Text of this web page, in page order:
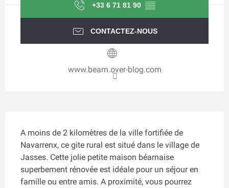
+33 6 71 81 90 ▒▒
CONTACTEZ-NOUS
www.bearn.over-blog.com
A moins de 2 kilomètres de la ville fortifiée de
Navarrenx, ce gite rural est situé dans le village de
Jasses. Cette jolie petite maison béarnaise
superbement rénovée est idéale pour un séjour en
famille ou entre amis. A proximité, vous pourrez